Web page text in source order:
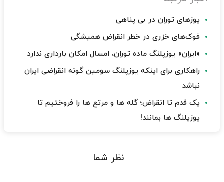
یوزهای توران در بی پناهی
فوک‌های خزری در خطر انقراض همیشگی
«ایران» یوزپلنگ ماده توران، امسال امکان بارداری ندارد
راهکاری برای اینکه یوزپلنگ سومین گونه انقراضی ایران
نباشد
یک قدم تا انقراض؛ گله ها و مرتع ها را فروختیم تا
یوزپلنگ ها بمانند!
نظر شما